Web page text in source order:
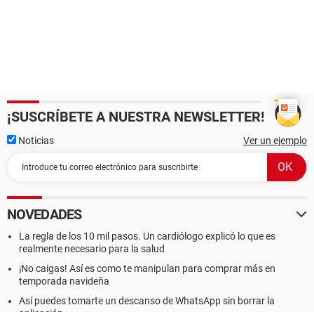
¡SUSCRÍBETE A NUESTRA NEWSLETTER!
Noticias Ver un ejemplo
NOVEDADES
La regla de los 10 mil pasos. Un cardiólogo explicó lo que es
realmente necesario para la salud
¡No caigas! Así es como te manipulan para comprar más en
temporada navideña
Así puedes tomarte un descanso de WhatsApp sin borrar la